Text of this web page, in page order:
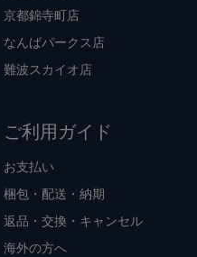
京都錦寺町店
なんばパークス店
難波スカイオ店
ご利用ガイド
お支払い
梱包・配送・納期
返品・交換・キャンセル
海外の方へ